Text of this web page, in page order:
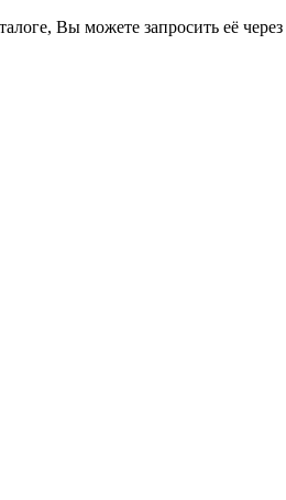
Вы можете запросить её через